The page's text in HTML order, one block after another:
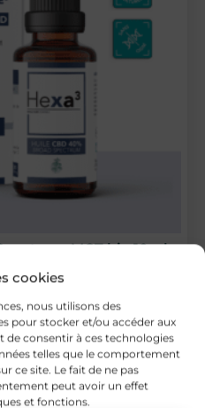
cookies
nous utilisons des
pour stocker et/ou accéder aux
de consentir à ces technologies
telles que le comportement
ce site. Le fait de ne pas
peut avoir un effet
et fonctions.
MCT bio 10ml